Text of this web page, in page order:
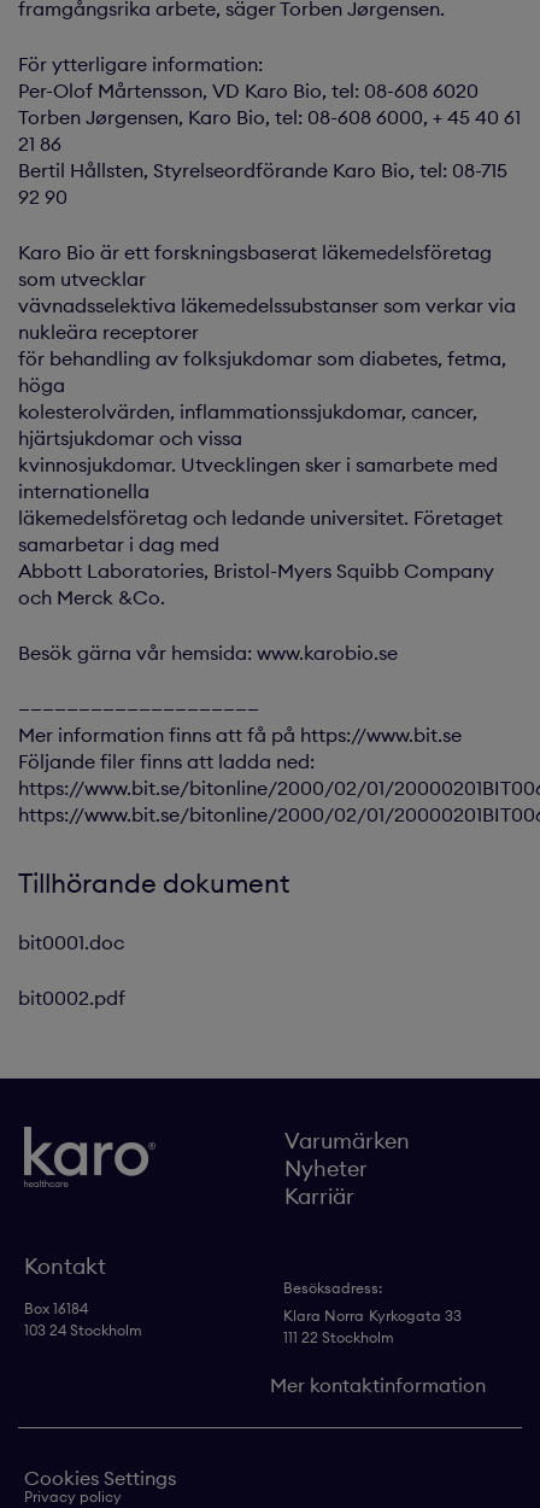
framgångsrika arbete, säger Torben Jørgensen.
För ytterligare information:
Per-Olof Mårtensson, VD Karo Bio, tel: 08-608 6020
Torben Jørgensen, Karo Bio, tel: 08-608 6000, + 45 40 61
21 86
Bertil Hållsten, Styrelseordförande Karo Bio, tel: 08-715
92 90
Karo Bio är ett forskningsbaserat läkemedelsföretag
som utvecklar
vävnadsselektiva läkemedelssubstanser som verkar via
nukleära receptorer
för behandling av folksjukdomar som diabetes, fetma,
höga
kolesterolvärden, inflammationssjukdomar, cancer,
hjärtsjukdomar och vissa
kvinnosjukdomar. Utvecklingen sker i samarbete med
internationella
läkemedelsföretag och ledande universitet. Företaget
samarbetar i dag med
Abbott Laboratories, Bristol-Myers Squibb Company
och Merck &Co.
Besök gärna vår hemsida: www.karobio.se
————————————————————
Mer information finns att få på https://www.bit.se
Följande filer finns att ladda ned:
https://www.bit.se/bitonline/2000/02/01/
https://www.bit.se/bitonline/2000/02/01/
Tillhörande dokument
bit0001.doc
bit0002.pdf
Varumärken
Nyheter
Karriär
Kontakt
Box 16184
103 24 Stockholm
Besöksadress:
Klara Norra Kyrkogata 33
111 22 Stockholm
Mer kontaktinformation
Cookies Settings
Privacy policy